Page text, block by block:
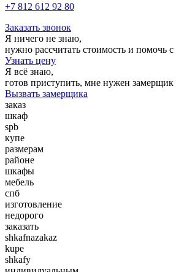
+7 812 612 92 80
Заказать звонок
Я ничего не знаю,
нужно рассчитать стоимость и помочь
Узнать цену
Я всё знаю,
готов приступить, мне нужен замерщик
Вызвать замерщика
заказ
шкаф
spb
купе
размерам
районе
шкафы
мебель
спб
изготовление
недорого
заказать
shkafnazakaz
kupe
shkafy